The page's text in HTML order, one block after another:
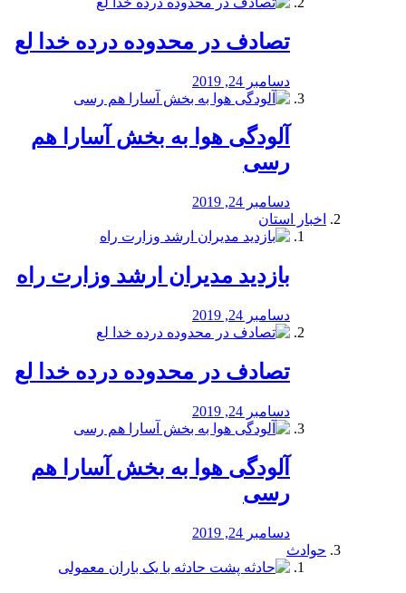
تصادف در محدوده درده خدا لع
دسامبر 24, 2019
آلودگی هوا به بخش آسارا هم
رسی
دسامبر 24, 2019
اخبار استان
بازدید مدیران ارشد وزارت راه
دسامبر 24, 2019
تصادف در محدوده درده خدا لع
دسامبر 24, 2019
آلودگی هوا به بخش آسارا هم
رسی
دسامبر 24, 2019
حوادث